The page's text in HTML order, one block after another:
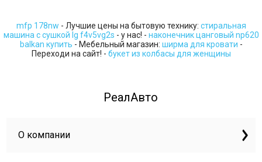
mfp 178nw - Лучшие цены на бытовую технику: стиральная
машина с сушкой lg f4v5vg2s - у нас! - наконечник цанговый np620
balkan купить - Мебельный магазин: ширма для кровати -
Переходи на сайт! - букет из колбасы для женщины
РеалАвто
О компании